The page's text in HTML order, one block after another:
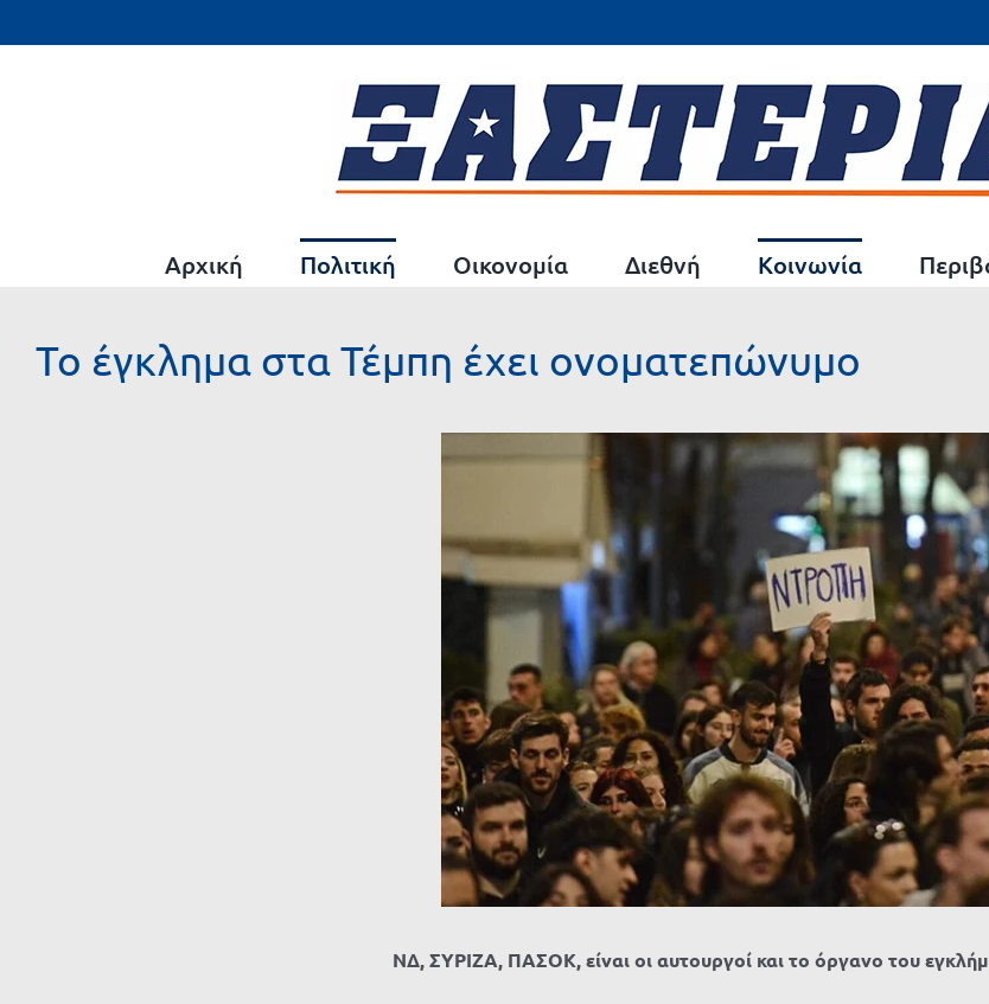
στο
Αρχική Πολιτική Οικονομία Διεθνή Κοινωνία
Το έγκλημα στα Τέμπη έχει ονοματεπώνυμο
ΝΔ, ΣΥΡΙΖΑ, ΠΑΣΟΚ, είναι οι αυτουργοί και το όργανο του